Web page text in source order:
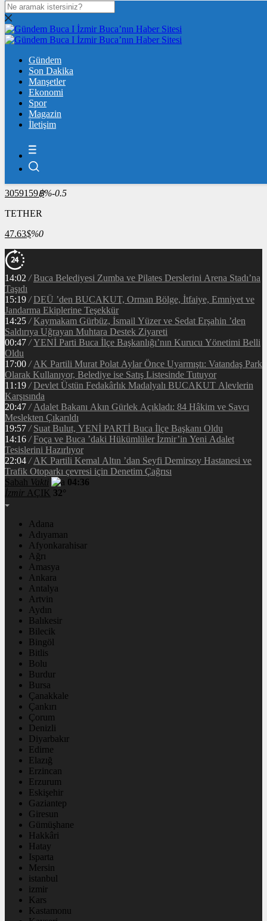
DOLAR
47,6951$% 0.11
55,0518€% -0.05
ÇEYREK ALTIN
10.666,00%0,31
BİST100
13.798,82
BİTCOİN
3059159฿%-0.5
TETHER
47.63$%0
Gündem
Son Dakika
Manşetler
Ekonomi
Spor
Magazin
İletişim
14:02 / Buca Belediyesi Zumba ve Pilates Derslerini Arena Stadı’na
Taşıdı
15:19 / DEÜ ’den BUCAKUT, Orman Bölge, İtfaiye, Emniyet ve
Jandarma Ekiplerine Teşekkür
14:25 / Kaymakam Gürbüz, İsmail Yüzer ve Sedat Erşahin ’den
Saldırıya Uğrayan Muhtara Destek Ziyareti
00:47 / YENİ Parti Buca İlçe Başkanlığı’nın Kurucu Yönetimi Belli
Oldu
17:00 / AK Partili Murat Polat Aylar Önce Uyarmıştı: Vatandaş Park
Olarak Kullanıyor, Belediye ise Satış Listesinde Tutuyor
11:19 / Devlet Üstün Fedakârlık Madalyalı BUCAKUT Alevlerin
Karşısında
20:47 / Adalet Bakanı Akın Gürlek Açıkladı: 84 Hâkim ve Savcı
Meslekten Çıkarıldı
19:57 / Suat Bulut, YENİ PARTİ Buca İlçe Başkanı Oldu
14:16 / Foça ve Buca ’daki Hükümlüler İzmir’in Yeni Adalet
Tesislerini Hazırlıyor
22:04 / AK Partili Kemal Altın ’dan Seyfi Demirsoy Hastanesi ve
Trafik Otoparkı çevresi için Denetim Çağrısı
Sabah Vakti
04:36
İzmir AÇIK 32°
Adana
Adıyaman
Afyonkarahisar
Ağrı
Amasya
Ankara
Antalya
Artvin
Aydın
Balıkesir
Bilecik
Bingöl
Bitlis
Bolu
Burdur
Bursa
Çanakkale
Çankırı
Çorum
Denizli
Diyarbakır
Edirne
Elazığ
Erzincan
Erzurum
Eskişehir
Gaziantep
Giresun
Gümüşhane
Hakkâri
Hatay
Isparta
Mersin
istanbul
izmir
Kars
Kastamonu